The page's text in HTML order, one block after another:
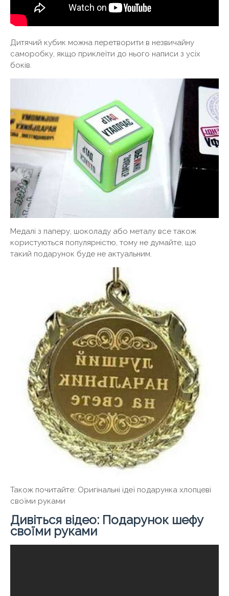
Дитячий кубик можна перетворити в незвичайну
саморобку, якщо приклеїти до нього написи з усіх
боків.
Медалі з паперу, шоколаду або металу все також
користуються популярністю, тому не думайте, що
такий подарунок буде не актуальним.
Також почитайте: Оригінальні ідеї подарунка хлопцеві
своїми руками
Дивіться відео: Подарунок шефу
своїми руками